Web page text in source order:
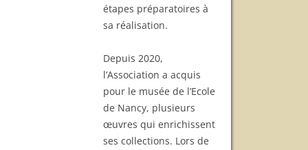
étapes préparatoires à
sa réalisation.
Depuis 2020,
l’Association a acquis
pour le musée de l’Ecole
de Nancy, plusieurs
œuvres qui enrichissent
ses collections. Lors de